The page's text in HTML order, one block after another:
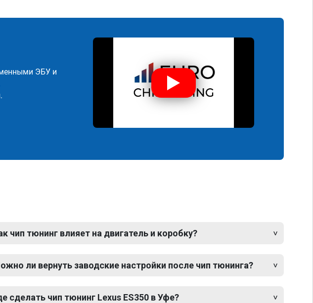
ЭБУ и
чип тюнинг влияет на двигатель и коробку?
ли вернуть заводские настройки после чип тюнинга?
сделать чип тюнинг Lexus ES350 в Уфе?